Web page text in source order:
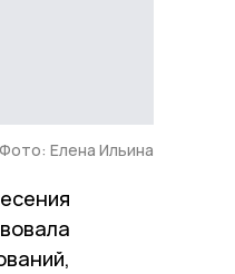
Фото: Елена Ильина